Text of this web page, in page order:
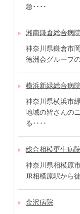
急････
湘南鎌倉総合病
神奈川県鎌倉市
徳洲会グループ
横浜新緑総合病
神奈川県横浜市
地域の皆さんの
る････
総合相模更生病
神奈川県相模原
JR相模原駅から
金沢病院